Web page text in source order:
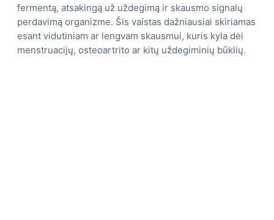
fermentą, atsakingą už uždegimą ir skausmo signalų
perdavimą organizme. Šis vaistas dažniausiai skiriamas
esant vidutiniam ar lengvam skausmui, kuris kyla dėl
menstruacijų, osteoartrito ar kitų uždegiminių būklių.